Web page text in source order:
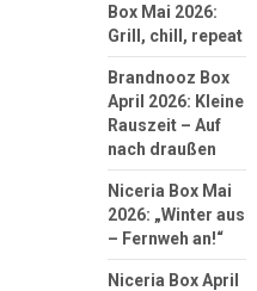
Box Mai 2026:
Grill, chill, repeat
Brandnooz Box
April 2026: Kleine
Rauszeit – Auf
nach draußen
Niceria Box Mai
2026: „Winter aus
– Fernweh an!“
Niceria Box April